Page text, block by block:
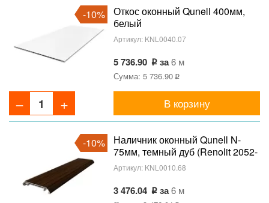
-10%
Откос оконный Qunell 400мм,
белый
Артикул: KNL0040.07
5 736.90 за6 м
Сумма: 5 736.90
В корзину
-10%
Наличник оконный Qunell N-
75мм, темный дуб (Renolit 2052-
089)
Артикул: KNL0010.68
3 476.04 за6 м